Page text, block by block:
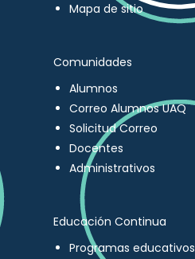
Mapa de sitio
Comunidades
Alumnos
Correo Alumnos UAQ
Solicitud Correo
Docentes
Administrativos
Educación Continua
Programas educativos